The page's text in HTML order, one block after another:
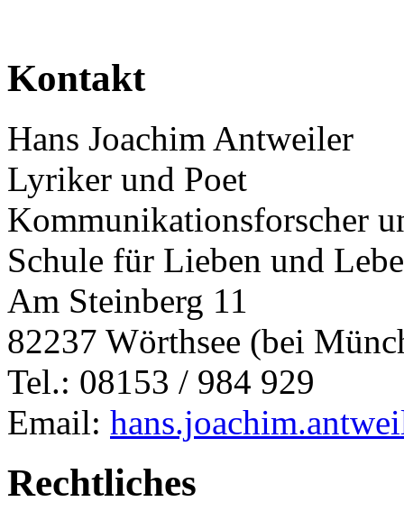
Kontakt
Hans Joachim Antweiler
Lyriker und Poet
Kommunikationsforscher
Schule für Lieben und
Am Steinberg 11
82237 Wörthsee (bei
Tel.: 08153 / 984 929
Email:
Rechtliches